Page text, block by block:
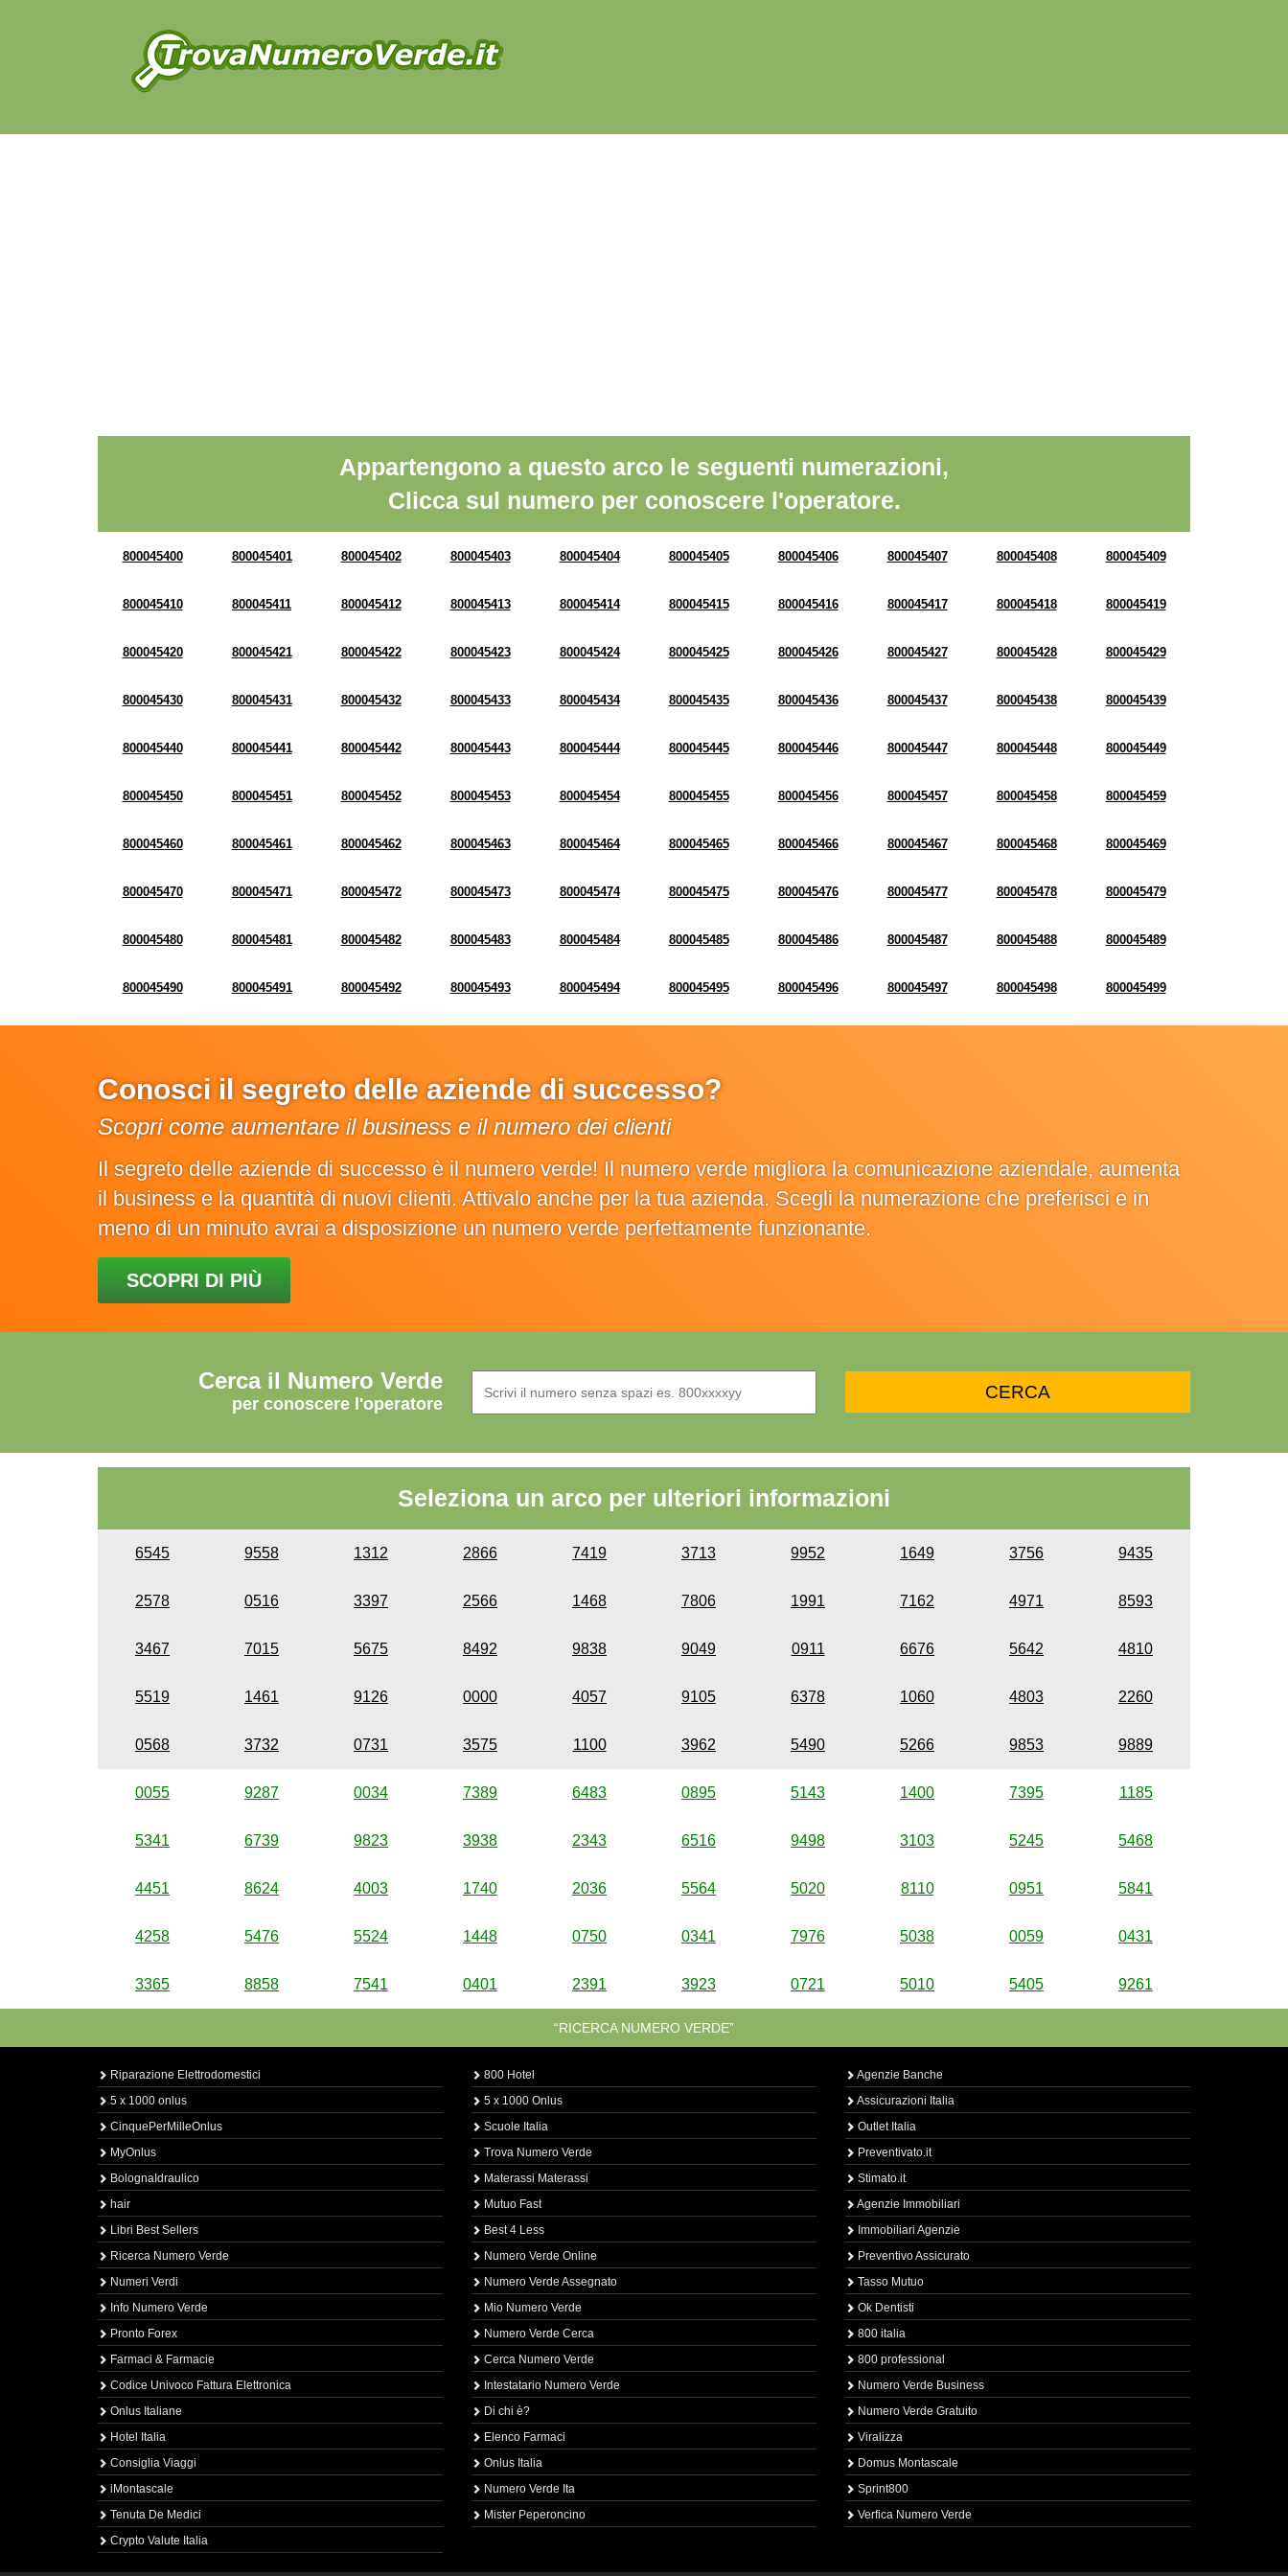
Appartengono a questo arco le seguenti numerazioni,
Clicca sul numero per conoscere l'operatore.
800045400 800045401 800045402 800045403 800045404 800045405 800045406 800045407 800045408 800045409
800045410 800045411 800045412 800045413 800045414 800045415 800045416 800045417 800045418 800045419
800045420 800045421 800045422 800045423 800045424 800045425 800045426 800045427 800045428 800045429
800045430 800045431 800045432 800045433 800045434 800045435 800045436 800045437 800045438 800045439
800045440 800045441 800045442 800045443 800045444 800045445 800045446 800045447 800045448 800045449
800045450 800045451 800045452 800045453 800045454 800045455 800045456 800045457 800045458 800045459
800045460 800045461 800045462 800045463 800045464 800045465 800045466 800045467 800045468 800045469
800045470 800045471 800045472 800045473 800045474 800045475 800045476 800045477 800045478 800045479
800045480 800045481 800045482 800045483 800045484 800045485 800045486 800045487 800045488 800045489
800045490 800045491 800045492 800045493 800045494 800045495 800045496 800045497 800045498 800045499
Conosci il segreto delle aziende di successo?
Scopri come aumentare il business e il numero dei clienti
Il segreto delle aziende di successo è il numero verde! Il numero verde migliora la comunicazione aziendale, aumenta
il business e la quantità di nuovi clienti. Attivalo anche per la tua azienda. Scegli la numerazione che preferisci e in
meno di un minuto avrai a disposizione un numero verde perfettamente funzionante.
SCOPRI DI PIÙ
Cerca il Numero Verde
per conoscere l'operatore
Seleziona un arco per ulteriori informazioni
6545 9558 1312 2866 7419 3713 9952 1649 3756 9435
2578 0516 3397 2566 1468 7806 1991 7162 4971 8593
3467 7015 5675 8492 9838 9049 0911 6676 5642 4810
5519 1461 9126 0000 4057 9105 6378 1060 4803 2260
0568 3732 0731 3575 1100 3962 5490 5266 9853 9889
0055 9287 0034 7389 6483 0895 5143 1400 7395 1185
5341 6739 9823 3938 2343 6516 9498 3103 5245 5468
4451 8624 4003 1740 2036 5564 5020 8110 0951 5841
4258 5476 5524 1448 0750 0341 7976 5038 0059 0431
3365 8858 7541 0401 2391 3923 0721 5010 5405 9261
“RICERCA NUMERO VERDE”
Riparazione Elettrodomestici
5 x 1000 onlus
CinquePerMilleOnlus
MyOnlus
BolognaIdraulico
hair
Libri Best Sellers
Ricerca Numero Verde
Numeri Verdi
Info Numero Verde
Pronto Forex
Farmaci & Farmacie
Codice Univoco Fattura Elettronica
Onlus Italiane
Hotel Italia
Consiglia Viaggi
iMontascale
Tenuta De Medici
Crypto Valute Italia
800 Hotel
5 x 1000 Onlus
Scuole Italia
Trova Numero Verde
Materassi Materassi
Mutuo Fast
Best 4 Less
Numero Verde Online
Numero Verde Assegnato
Mio Numero Verde
Numero Verde Cerca
Cerca Numero Verde
Intestatario Numero Verde
Di chi è?
Elenco Farmaci
Onlus Italia
Numero Verde Ita
Mister Peperoncino
Agenzie Banche
Assicurazioni Italia
Outlet Italia
Preventivato.it
Stimato.it
Agenzie Immobiliari
Immobiliari Agenzie
Preventivo Assicurato
Tasso Mutuo
Ok Dentisti
800 italia
800 professional
Numero Verde Business
Numero Verde Gratuito
Viralizza
Domus Montascale
Sprint800
Verfica Numero Verde